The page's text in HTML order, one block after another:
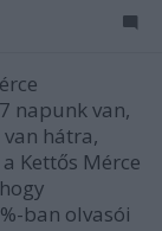
napunk van,
hátra,
Kettős Mérce
ban olvasói